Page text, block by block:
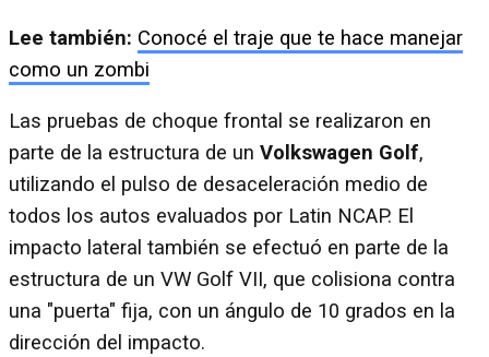
Lee también: Conocé el traje que te hace manejar
como un zombi
Las pruebas de choque frontal se realizaron en
parte de la estructura de un Volkswagen Golf,
utilizando el pulso de desaceleración medio de
todos los autos evaluados por Latin NCAP. El
impacto lateral también se efectuó en parte de la
estructura de un VW Golf VII, que colisiona contra
una "puerta" fija, con un ángulo de 10 grados en la
dirección del impacto.